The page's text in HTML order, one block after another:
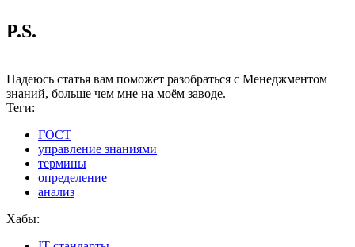
P.S.
Надеюсь статья вам поможет разобраться с Менеджментом
знаний, больше чем мне на моём заводе.
Теги:
ГОСТ
управление знаниями
термины
определение
анализ
Хабы: